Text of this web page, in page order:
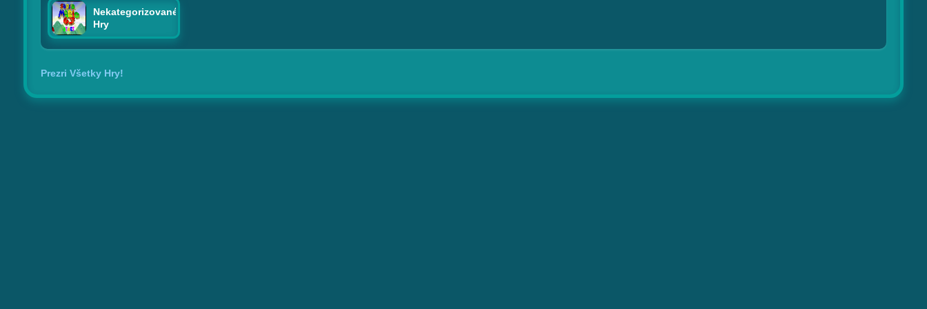
Nekategorizované
Hry
Prezri Všetky Hry!